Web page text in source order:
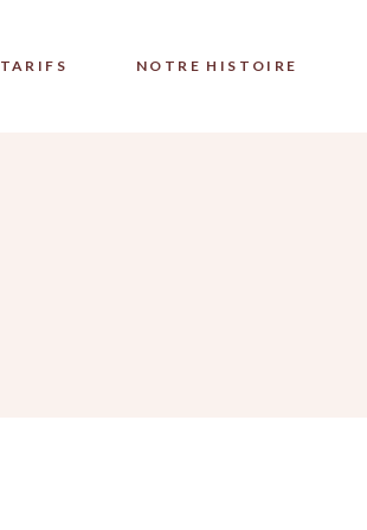
TARIFS NOTRE HISTOIRE